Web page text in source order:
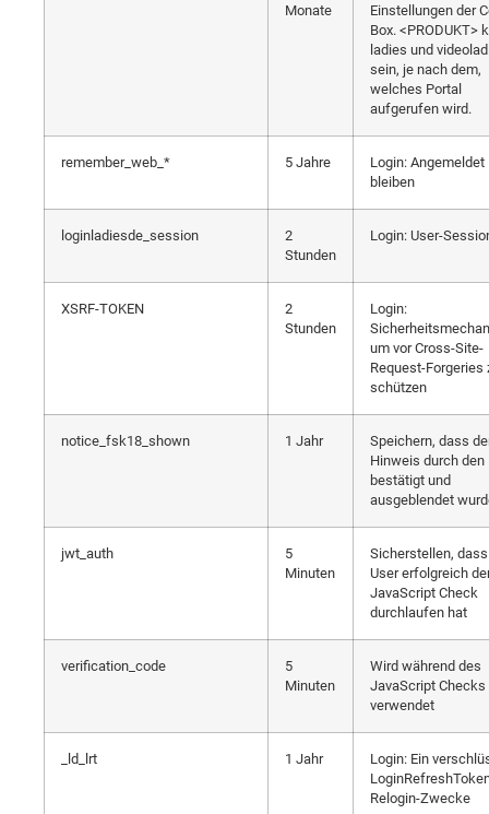
Monate
Einstellungen der
Box. <PRODUKT>
ladies und
sein, je nach dem,
welches Portal
aufgerufen wird.
remember_web_* 5 Jahre
Login: Angemeldet
bleiben
loginladiesde_session
2
Stunden
Login: User-
XSRF-TOKEN
2
Stunden
Login:
um vor Cross-Site-
Request-Forgeries
schützen
notice_fsk18_shown 1 Jahr
Speichern, dass
Hinweis durch den
bestätigt und
ausgeblendet
jwt_auth
5
Minuten
Sicherstellen,
User erfolgreich
JavaScript Check
durchlaufen hat
verification_code
5
Minuten
Wird während des
JavaScript Checks
verwendet
_ld_lrt 1 Jahr
Login: Ein
Relogin-Zwecke